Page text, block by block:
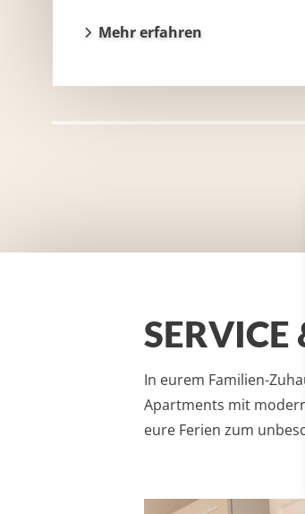
Mehr erfahren
SERVICE
In eurem Familien-
Apartments mit
eure Ferien zum